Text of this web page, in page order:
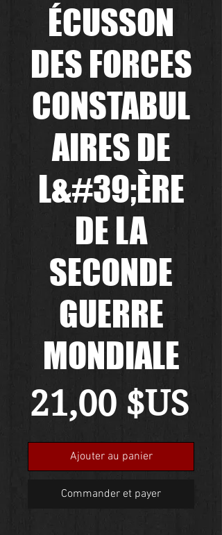
ÉCUSSON
DES FORCES
CONSTABUL
AIRES DE
L&#39;ÈRE
DE LA
SECONDE
GUERRE
MONDIALE
21,00 $US
Ajouter au panier
Commander et payer